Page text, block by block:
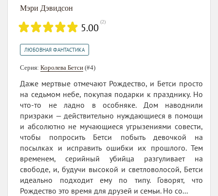
Мэри Дэвидсон
5.00 (2)
ЛЮБОВНАЯ ФАНТАСТИКА
Серия: Королева Бетси (#4)
Даже мертвые отмечают Рождество, и Бетси просто
на седьмом небе, покупая подарки к празднику. Но
что-то не ладно в особняке. Дом наводнили
призраки — действительно нуждающиеся в помощи
и абсолютно не мучающиеся угрызениями совести,
чтобы попросить Бетси побыть девочкой на
посылках и исправить ошибки их прошлого. Тем
временем, серийный убийца разгуливает на
свободе, и, будучи высокой и светловолосой, Бетси
идеально подходит ему по типу. Говорят, что
Рождество это время для друзей и семьи. Но со...